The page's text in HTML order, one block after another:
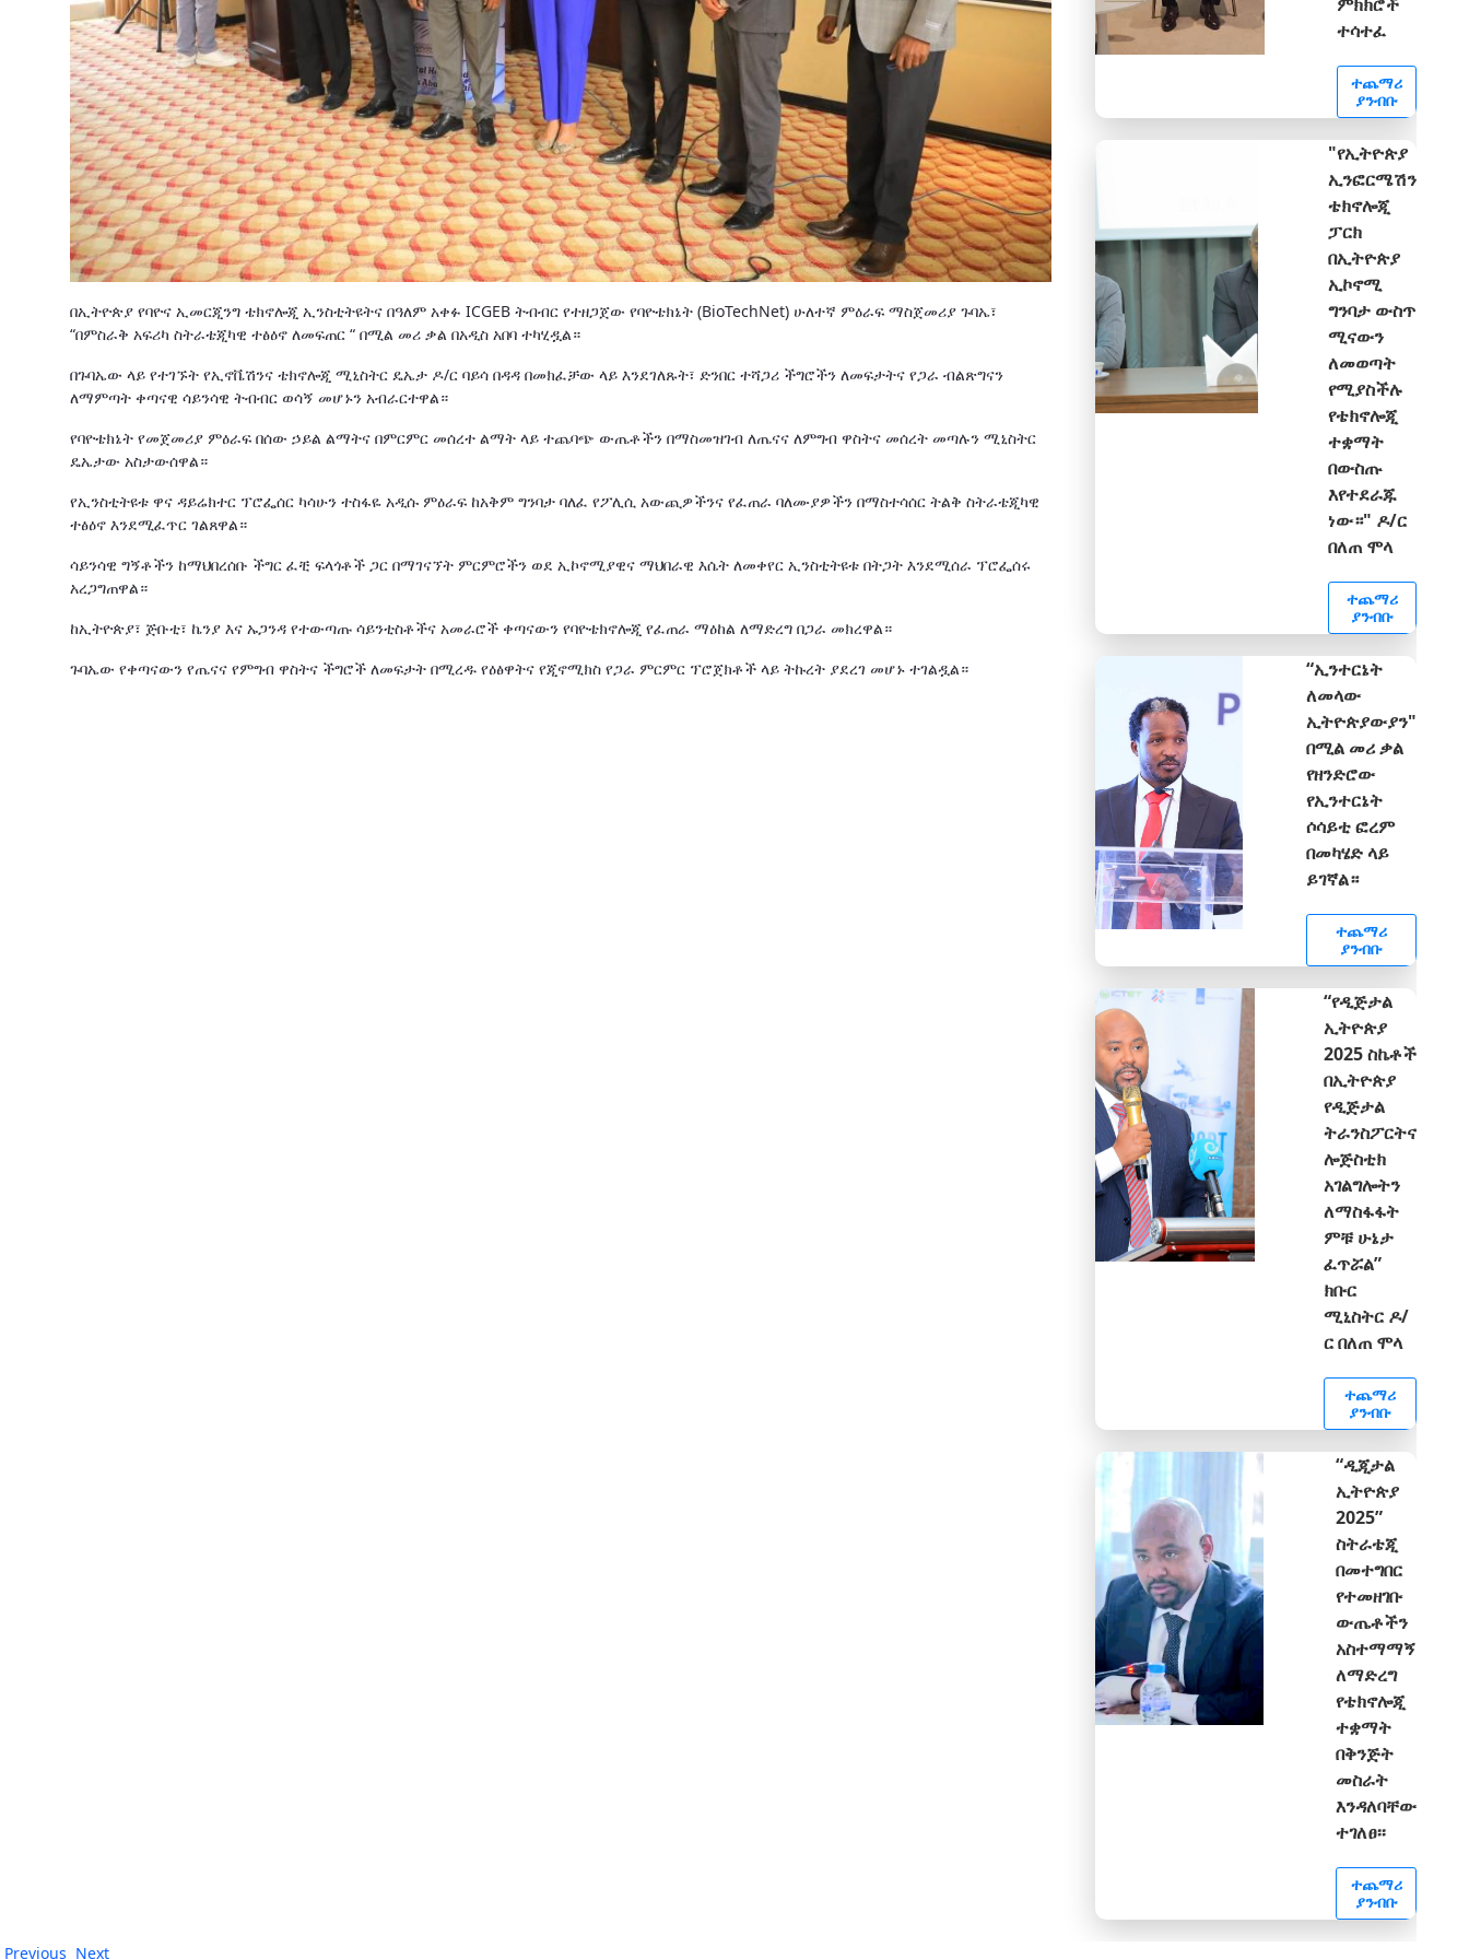
በኢትዮጵያ የባዮና ኢመርጂንግ ቴክኖሎጂ ኢንስቲትዩትና በዓለም አቀፉ ICGEB ትብብር የተዘጋጀው የባዮቴክኔት (BioTechNet) ሁለተኛ ምዕራፍ ማስጀመሪያ ጉባኤ፣
“በምስራቅ አፍሪካ ስትራቴጂካዊ ተፅዕኖ ለመፍጠር “ በሚል መሪ ቃል በአዲስ አበባ ተካሂዷል።
በጉባኤው ላይ የተገኙት የኢኖቬሽንና ቴክኖሎጂ ሚኒስትር ዴኤታ ዶ/ር ባይሳ በዳዳ በመክፈቻው ላይ እንደገለጹት፣ ድንበር ተሻጋሪ ችግሮችን ለመፍታትና የጋራ ብልጽግናን
ለማምጣት ቀጣናዊ ሳይንሳዊ ትብብር ወሳኝ መሆኑን አብራርተዋል።
የባዮቴክኔት የመጀመሪያ ምዕራፍ በሰው ኃይል ልማትና በምርምር መሰረተ ልማት ላይ ተጨባጭ ውጤቶችን በማስመዝገብ ለጤናና ለምግብ ዋስትና መሰረት መጣሉን ሚኒስትር
ዴኤታው አስታውሰዋል።
የኢንስቲትዩቱ ዋና ዳይሬክተር ፕሮፌሰር ካሳሁን ተስፋዬ አዲሱ ምዕራፍ ከአቅም ግንባታ ባለፈ የፖሊሲ አውጪዎችንና የፈጠራ ባለሙያዎችን በማስተሳሰር ትልቅ ስትራቴጂካዊ
ተፅዕኖ እንደሚፈጥር ገልጸዋል።
ሳይንሳዊ ግኝቶችን ከማህበረሰቡ ችግር ፈቺ ፍላጎቶች ጋር በማገናኘት ምርምሮችን ወደ ኢኮኖሚያዊና ማህበራዊ እሴት ለመቀየር ኢንስቲትዩቱ በትጋት እንደሚሰራ ፕሮፌሰሩ
አረጋግጠዋል።
ከኢትዮጵያ፣ ጅቡቲ፣ ኬንያ እና ኡጋንዳ የተውጣጡ ሳይንቲስቶችና አመራሮች ቀጣናውን የባዮቴክኖሎጂ የፈጠራ ማዕከል ለማድረግ በጋራ መክረዋል።
ጉባኤው የቀጣናውን የጤናና የምግብ ዋስትና ችግሮች ለመፍታት በሚረዱ የዕፅዋትና የጂኖሚክስ የጋራ ምርምር ፕሮጀክቶች ላይ ትኩረት ያደረገ መሆኑ ተገልዷል።
ተሳተፈ
ተጨማሪ
ያንብቡ
"የኢትዮጵያ
ኢንፎርሜሽን
ቴክኖሎጂ
ፓርክ
በኢትዮጵያ
ኢኮኖሚ
ግንባታ ውስጥ
ሚናውን
ለመወጣት
የሚያስችሉ
የቴክኖሎጂ
ተቋማት
በውስጡ
እየተደራጁ
ነው።" ዶ/ር
በለጠ ሞላ
ተጨማሪ
ያንብቡ
“ኢንተርኔት
ለመላው
ኢትዮጵያውያን"
በሚል መሪ ቃል
የዘንድሮው
የኢንተርኔት
ሶሳይቲ ፎረም
በመካሄድ ላይ
ይገኛል።
ተጨማሪ
ያንብቡ
“የዲጅታል
ኢትዮጵያ
2025 ስኬቶች
በኢትዮጵያ
የዲጅታል
ትራንስፖርትና
ሎጅስቲክ
አገልግሎትን
ለማስፋፋት
ምቹ ሁኔታ
ፈጥሯል”
ክቡር
ሚኒስትር ዶ/
ር በለጠ ሞላ
ተጨማሪ
ያንብቡ
“ዲጂታል
ኢትዮጵያ
2025”
ስትራቴጂ
በመተግበር
የተመዘገቡ
ውጤቶችን
አስተማማኝ
ለማድረግ
የቴክኖሎጂ
ተቋማት
በቅንጅት
መስራት
እንዳለባቸው
ተገለፀ፡፡
ተጨማሪ
ያንብቡ
Previous Next